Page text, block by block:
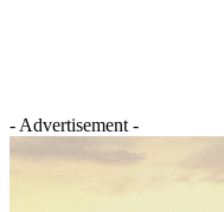
- Advertisement -